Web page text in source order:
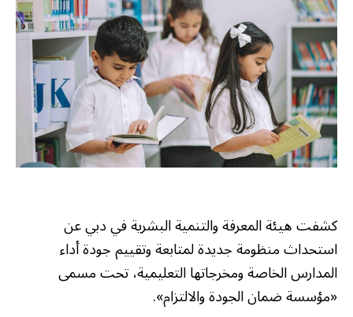
كشفت هيئة المعرفة والتنمية البشرية في دبي عن
استحداث منظومة جديدة لمتابعة وتقييم جودة أداء
المدارس الخاصة ومخرجاتها التعليمية، تحت مسمى
«مؤسسة ضمان الجودة والالتزام».